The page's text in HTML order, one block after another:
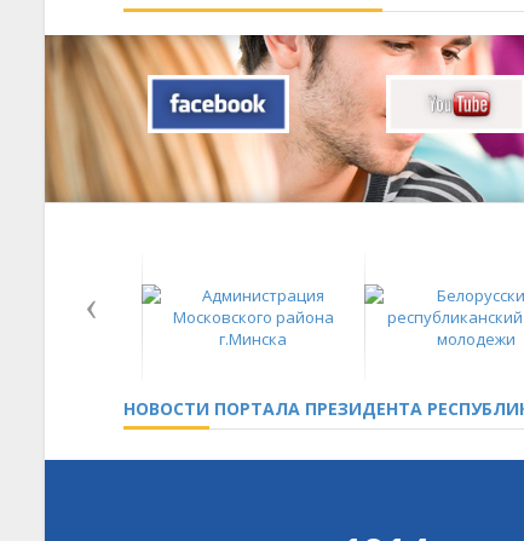
НОВОСТИ ПОРТАЛА ПРЕЗИДЕНТА